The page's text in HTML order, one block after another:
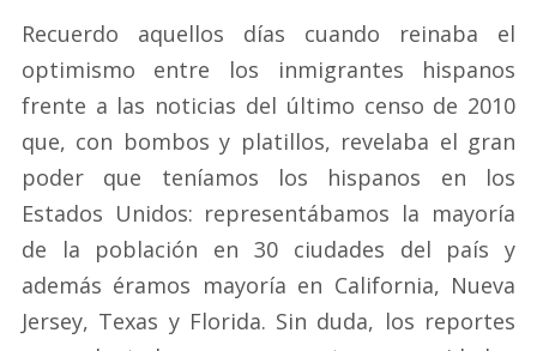
Recuerdo aquellos días cuando reinaba el
optimismo entre los inmigrantes hispanos
frente a las noticias del último censo de 2010
que, con bombos y platillos, revelaba el gran
poder que teníamos los hispanos en los
Estados Unidos: representábamos la mayoría
de la población en 30 ciudades del país y
además éramos mayoría en California, Nueva
Jersey, Texas y Florida. Sin duda, los reportes